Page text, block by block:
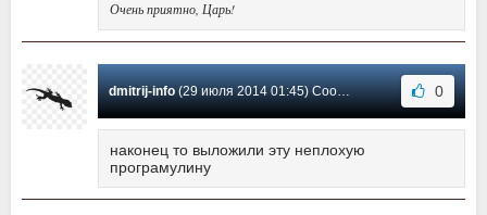
Очень приятно, Царь!
dmitrij-info(29 июля 2014 01:45) Сообщение #2 0
наконец то выложили эту неплохую
програмулину